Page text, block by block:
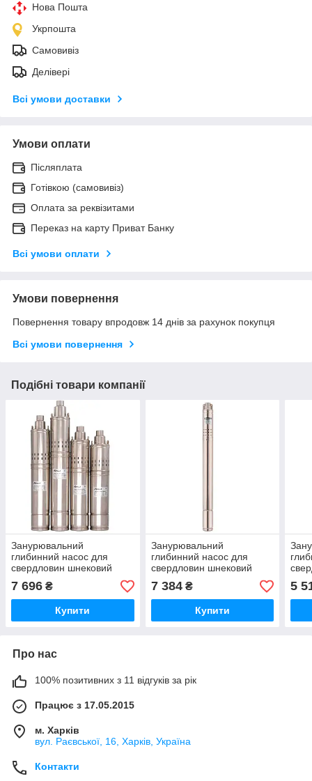
Нова Пошта
Укрпошта
Самовивіз
Делівері
Всі умови доставки
Умови оплати
Післяплата
Готівкою (самовивіз)
Оплата за реквізитами
Переказ на карту Приват Банку
Всі умови оплати
Умови повернення
Повернення товару впродовж 14 днів за рахунок покупця
Всі умови повернення
Подібні товари компанії
Занурювальний
глибинний насос для
свердловин шнековий
4SQGD 1,8-100-0.75 Sprut
7 696 ₴
Купити
Занурювальний
глибинний насос для
свердловин шнековий
Sprut 2S QGD 0.5-25-0.37
"IGLA"
7 384₴
Купити
5
Про нас
100% позитивних з 11 відгуків за рік
Працює з 17.05.2015
м. Харків
вул. Раєвської, 16, Харків, Україна
Контакти